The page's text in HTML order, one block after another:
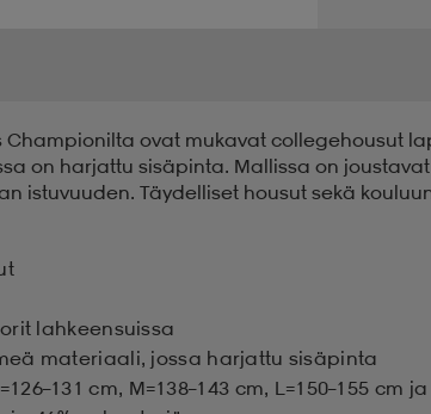
Championilta ovat mukavat collegehousut
on harjattu sisäpinta. Mallissa on
istuvuuden. Täydelliset housut sekä
lahkeensuissa
materiaali, jossa harjattu sisäpinta
cm, M=138–143 cm, L=150–155 cm ja